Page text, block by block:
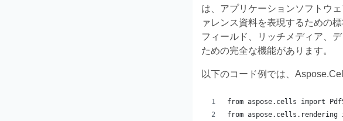
は、アプリケーションソフトウ
ァレンス資料を表現するための
フィールド、リッチメディア、
ための完全な機能があります。
以下のコード例では、
from aspose.cells import
from aspose.cells.rendering